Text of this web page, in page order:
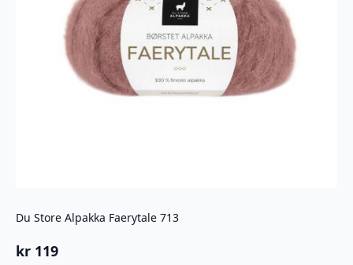
Du Store Alpakka Faerytale 713
kr 119